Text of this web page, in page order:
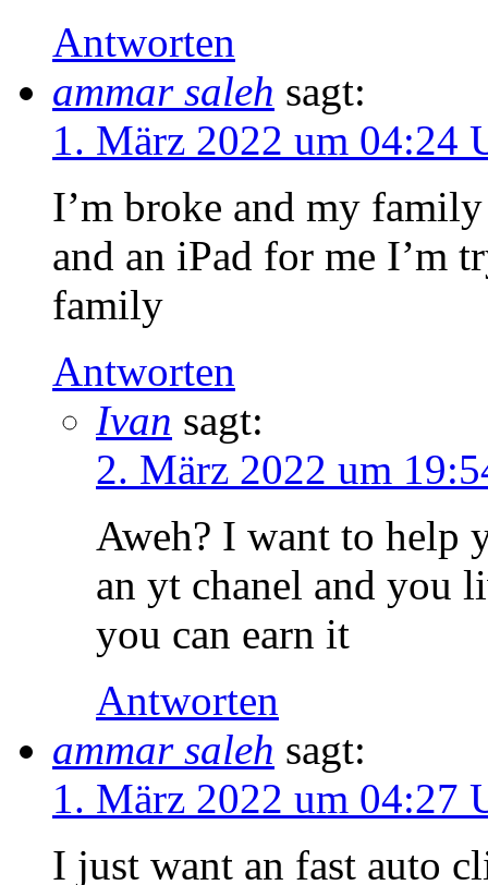
Antworten
ammar saleh sagt:
1. März 2022 um 04:24
I’m broke and my
and an iPad for me I’m
family
Antworten
Ivan sagt:
2. März 2022 um
Aweh? I want to help
an yt chanel and you
you can earn it
Antworten
ammar saleh sagt:
1. März 2022 um 04:27
I just want an fast auto